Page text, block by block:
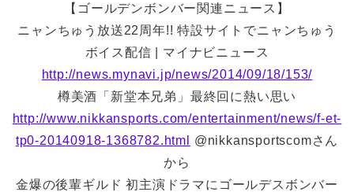
【ゴールデンボンバー関連ニュース】
ニャンちゅう放送22周年!! 特設サイトでニャンちゅう
ボイス配信 | マイナビニュース
http://news.mynavi.jp/news/2014/09/18/153/
樽美酒「新堂本兄弟」最終回に熱い思い
http://www.nikkansports.com/entertainment/news/f-et-
tp0-20140918-1368782.html
@nikkansportscomさん
から
金爆の後輩ギルド 初主演ドラマにゴールデスボンバー